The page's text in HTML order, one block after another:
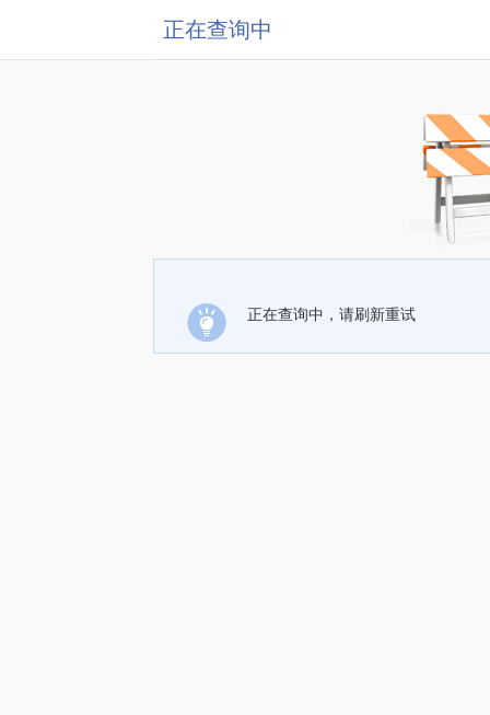
正在查询中
正在查询中，请刷新重试